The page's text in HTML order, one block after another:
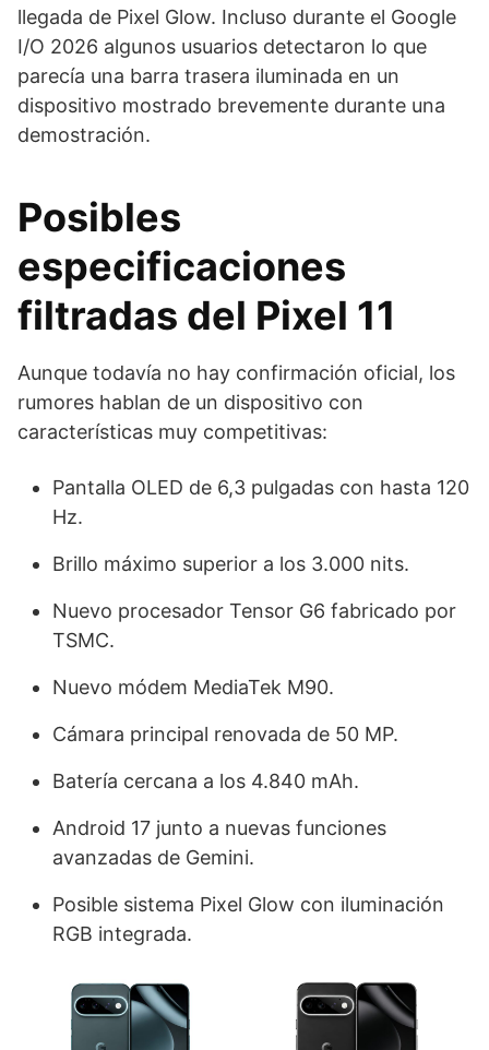
llegada de Pixel Glow. Incluso durante el Google
I/O 2026 algunos usuarios detectaron lo que
parecía una barra trasera iluminada en un
dispositivo mostrado brevemente durante una
demostración.
Posibles
especificaciones
filtradas del Pixel 11
Aunque todavía no hay confirmación oficial, los
rumores hablan de un dispositivo con
características muy competitivas:
Pantalla OLED de 6,3 pulgadas con hasta 120
Hz.
Brillo máximo superior a los 3.000 nits.
Nuevo procesador Tensor G6 fabricado por
TSMC.
Nuevo módem MediaTek M90.
Cámara principal renovada de 50 MP.
Batería cercana a los 4.840 mAh.
Android 17 junto a nuevas funciones
avanzadas de Gemini.
Posible sistema Pixel Glow con iluminación
RGB integrada.